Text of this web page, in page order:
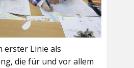
erster Linie als
die für und vor allem